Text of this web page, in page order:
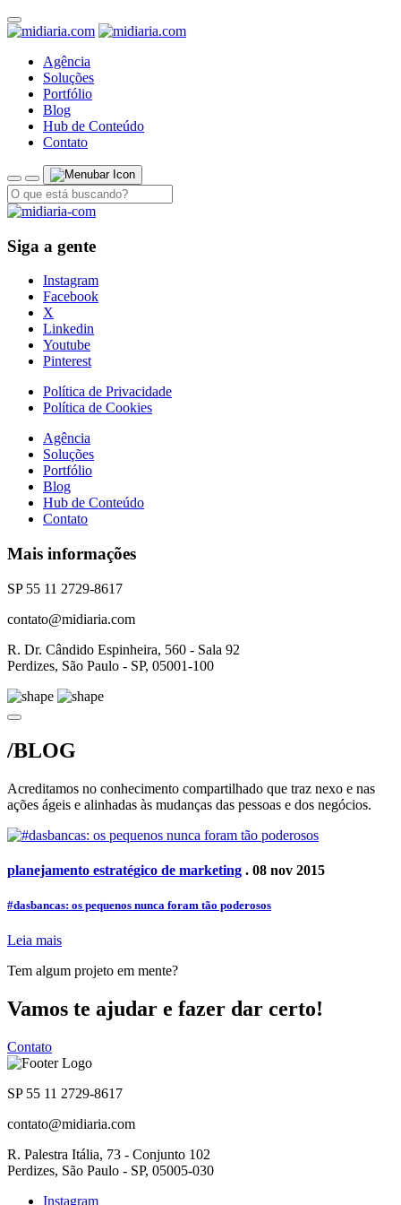
Agência
Soluções
Portfólio
Blog
Hub de Conteúdo
Contato
Siga a gente
Instagram
Facebook
X
Linkedin
Youtube
Pinterest
Política de Privacidade
Política de Cookies
Agência
Soluções
Portfólio
Blog
Hub de Conteúdo
Contato
Mais informações
SP 55 11 2729-8617
contato@midiaria.com
R. Dr. Cândido Espinheira, 560 - Sala 92
Perdizes, São Paulo - SP, 05001-100
/BLOG
Acreditamos no conhecimento compartilhado que traz nexo e nas
ações ágeis e alinhadas às mudanças das pessoas e dos negócios.
planejamento estratégico de marketing . 08 nov 2015
#dasbancas: os pequenos nunca foram tão poderosos
Leia mais
Tem algum projeto em mente?
Vamos te ajudar e fazer dar certo!
Contato
SP 55 11 2729-8617
contato@midiaria.com
R. Palestra Itália, 73 - Conjunto 102
Perdizes, São Paulo - SP, 05005-030
Instagram